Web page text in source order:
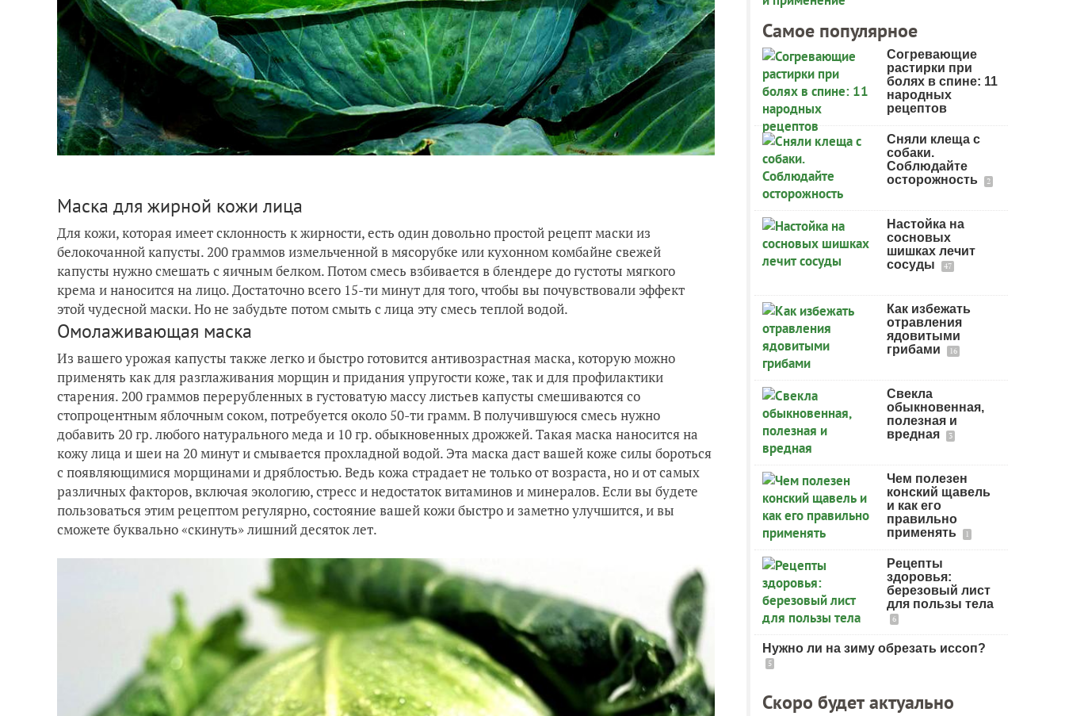
Маска для жирной кожи лица
Для кожи, которая имеет склонность к жирности, есть один довольно простой рецепт маски из
белокочанной капусты. 200 граммов измельченной в мясорубке или кухонном комбайне свежей
капусты нужно смешать с яичным белком. Потом смесь взбивается в блендере до густоты мягкого
крема и наносится на лицо. Достаточно всего 15-ти минут для того, чтобы вы почувствовали эффект
этой чудесной маски. Но не забудьте потом смыть с лица эту смесь теплой водой.
Омолаживающая маска
Из вашего урожая капусты также легко и быстро готовится антивозрастная маска, которую можно
применять как для разглаживания морщин и придания упругости коже, так и для профилактики
старения. 200 граммов перерубленных в густоватую массу листьев капусты смешиваются со
стопроцентным яблочным соком, потребуется около 50-ти грамм. В получившуюся смесь нужно
добавить 20 гр. любого натурального меда и 10 гр. обыкновенных дрожжей. Такая маска наносится на
кожу лица и шеи на 20 минут и смывается прохладной водой. Эта маска даст вашей коже силы бороться
с появляющимися морщинами и дряблостью. Ведь кожа страдает не только от возраста, но и от самых
различных факторов, включая экологию, стресс и недостаток витаминов и минералов. Если вы будете
пользоваться этим рецептом регулярно, состояние вашей кожи быстро и заметно улучшится, и вы
сможете буквально «скинуть» лишний десяток лет.
Самое популярное
Согревающие
растирки при
болях в спине: 11
народных
рецептов
Сняли клеща с
собаки.
Соблюдайте
осторожность
2
Настойка на
сосновых
шишках лечит
сосуды
47
Как избежать
отравления
ядовитыми
грибами
16
Свекла
обыкновенная,
полезная и
вредная
3
Чем полезен
конский щавель
и как его
правильно
применять
1
Рецепты
здоровья:
березовый лист
для пользы тела
6
Нужно ли на зиму обрезать иссоп?
5
Скоро будет актуально